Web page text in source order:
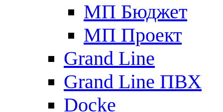
МП Бюджет
МП Проект
Grand Line
Grand Line ПВХ
Docke